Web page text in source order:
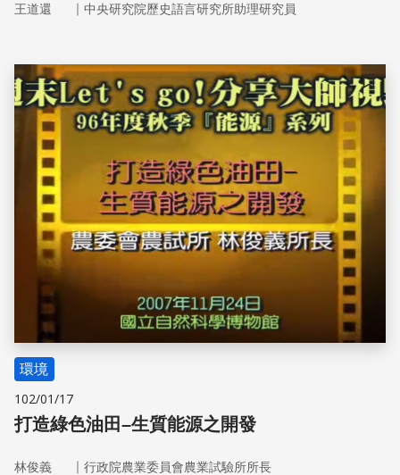
王道還 ｜ 中央研究院歷史語言研究所助理研究員
儲存
環境
102/01/17
打造綠色油田–生質能源之開發
林俊義 ｜ 行政院農業委員會農業試驗所所長